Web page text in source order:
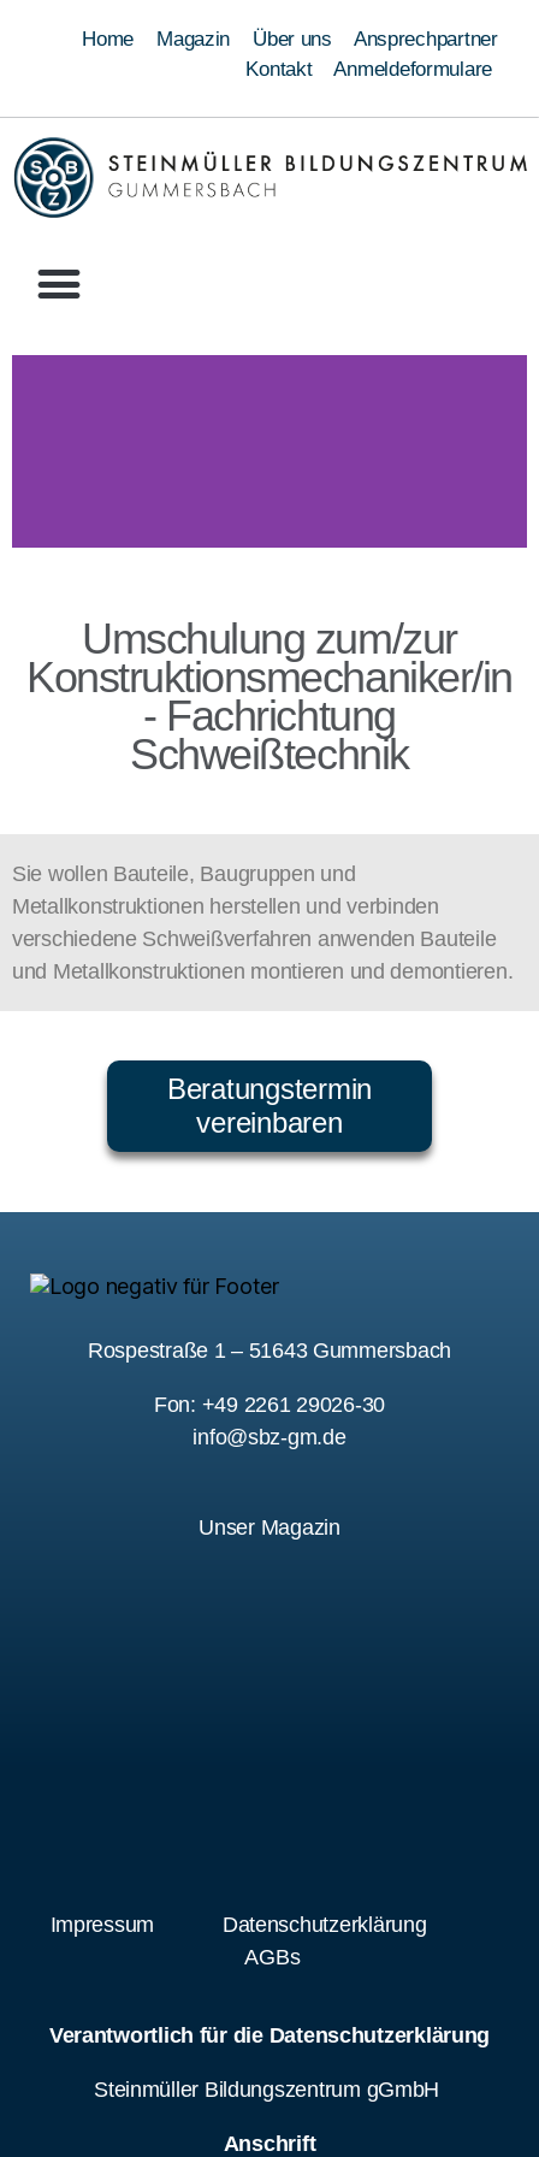
Home Magazin Über uns
Ansprechpartner
KontaktAnmeldeformulare
Umschulung zum/zur
Konstruktionsmechaniker/in
- Fachrichtung
Schweißtechnik
Sie wollen Bauteile, Baugruppen und
Metallkonstruktionen herstellen und verbinden
verschiedene Schweißverfahren anwenden Bauteile
und Metallkonstruktionen montieren und demontieren.
Beratungstermin
vereinbaren
Rospestraße 1 – 51643 Gummersbach
Fon: +49 2261 29026-30
info@sbz-gm.de
Unser Magazin
Impressum
Datenschutzerklärung
AGBs
Verantwortlich für die Datenschutzerklärung
Steinmüller Bildungszentrum gGmbH
Anschrift